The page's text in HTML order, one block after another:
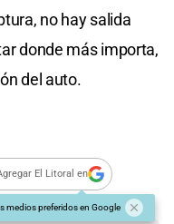
no hay salida
donde más importa,
del auto.
El Litoral en
medios preferidos en Google